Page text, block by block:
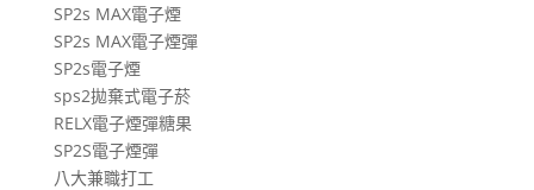
SP2s MAX電子煙
SP2s MAX電子煙彈
SP2s電子煙
sps2拋棄式電子菸
RELX電子煙彈糖果
SP2S電子煙彈
八大兼職打工